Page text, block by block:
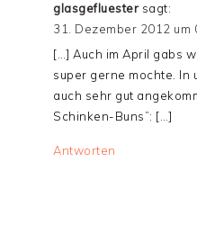
glasgefluester sagt:
31. Dezember 2012 um
[…] Auch im April gabs
super gerne mochte. In
auch sehr gut
Schinken-Buns”: […]
Antworten